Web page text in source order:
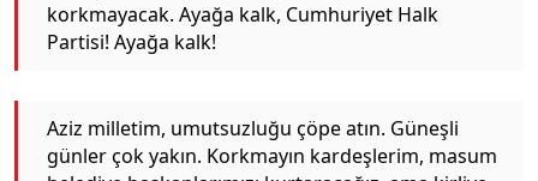
korkmayacak. Ayağa kalk, Cumhuriyet Halk
Partisi! Ayağa kalk!
Aziz milletim, umutsuzluğu çöpe atın. Güneşli
günler çok yakın. Korkmayın kardeşlerim, masum